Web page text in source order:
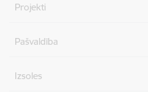
Projekti
Pašvaldība
Izsoles